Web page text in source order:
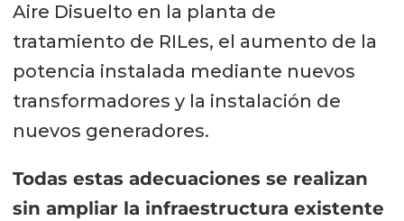
Aire Disuelto en la planta de
tratamiento de RILes, el aumento de la
potencia instalada mediante nuevos
transformadores y la instalación de
nuevos generadores.
Todas estas adecuaciones se realizan
sin ampliar la infraestructura existente